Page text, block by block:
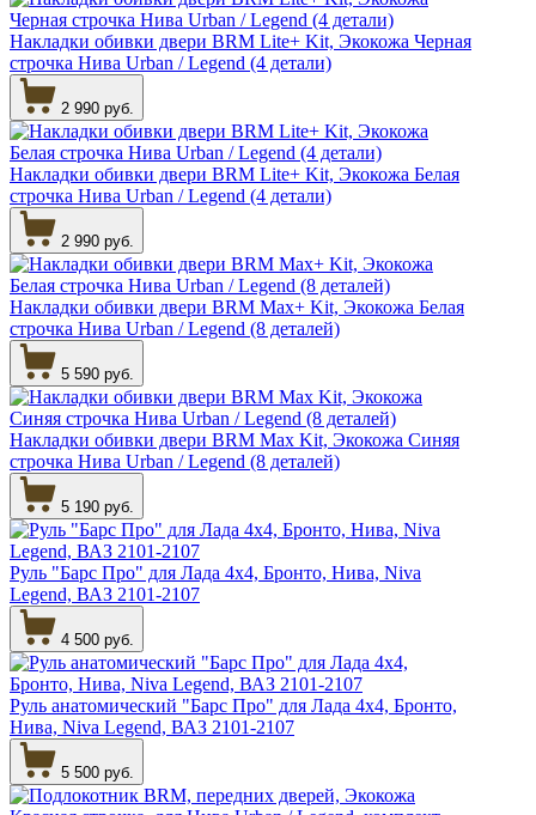
Накладки обивки двери BRM Lite+ Kit, Экокожа Черная
строчка Нива Urban / Legend (4 детали)
2 990 руб.
Накладки обивки двери BRM Lite+ Kit, Экокожа Белая
строчка Нива Urban / Legend (4 детали)
2 990 руб.
Накладки обивки двери BRM Max+ Kit, Экокожа Белая
строчка Нива Urban / Legend (8 деталей)
5 590 руб.
Накладки обивки двери BRM Max Kit, Экокожа Синяя
строчка Нива Urban / Legend (8 деталей)
5 190 руб.
Руль "Барс Про" для Лада 4х4, Бронто, Нива, Niva
Legend, ВАЗ 2101-2107
4 500 руб.
Руль анатомический "Барс Про" для Лада 4х4, Бронто,
Нива, Niva Legend, ВАЗ 2101-2107
5 500 руб.